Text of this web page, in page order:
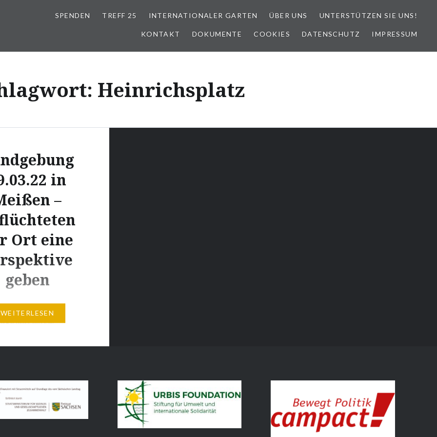
SPENDEN TREFF 25 INTERNATIONALER GARTEN ÜBER UNS UNTERSTÜTZEN SIE UNS!
KONTAKT DOKUMENTE COOKIES DATENSCHUTZ IMPRESSUM
Heinrichsplatz
in
–
Ort eine
geben
Meißen – Bündnis
lädt ein zur
geben –
– 17:30 Uhr bis
Wo: Heinrichsplatz,
benötigen
WEITERLESEN